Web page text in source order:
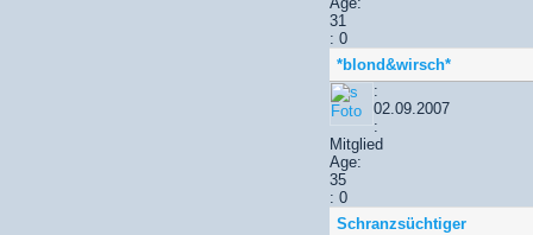
31
: 0
*blond&wirsch*
:
02.09.2007
:
Mitglied
Age:
35
: 0
Schranzsüchtiger